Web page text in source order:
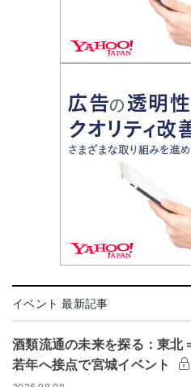
イベント 最新記事
酒類流通の未来を探る：東
若年へ接点で宮城イベント